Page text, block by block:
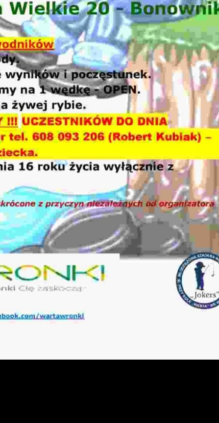
Twoją prywatność. Możesz zmienić ustawienia cookies lub
je wszystkie. W dowolnym momencie możesz dokonać zmiany
ustawień.
pliki cookies służą do prawidłowego funkcjonowania strony
i umożliwiają Ci komfortowe korzystanie z oferowanych przez nas
cookies odpowiadają na podejmowane przez Ciebie działania w celu m.in.
Twoich ustawień preferencji prywatności, logowania czy wypełniania
Dzięki plikom cookies strona, z której korzystasz, może działać bez
i personalizacyjne
typu pliki cookies umożliwiają stronie internetowej zapamiętanie
przez Ciebie ustawień oraz personalizację określonych
czy prezentowanych treści.
tym plikom cookies możemy zapewnić Ci większy komfort korzystania z
naszej strony poprzez dopasowanie jej do Twoich indywidualnych
Wyrażenie zgody na funkcjonalne i personalizacyjne pliki cookies
dostępność większej ilości funkcji na stronie.
pliki cookies pomagają nam rozwijać się i dostosowywać do Twoich
Zapisz wybrane
Zezwól na wszystkie